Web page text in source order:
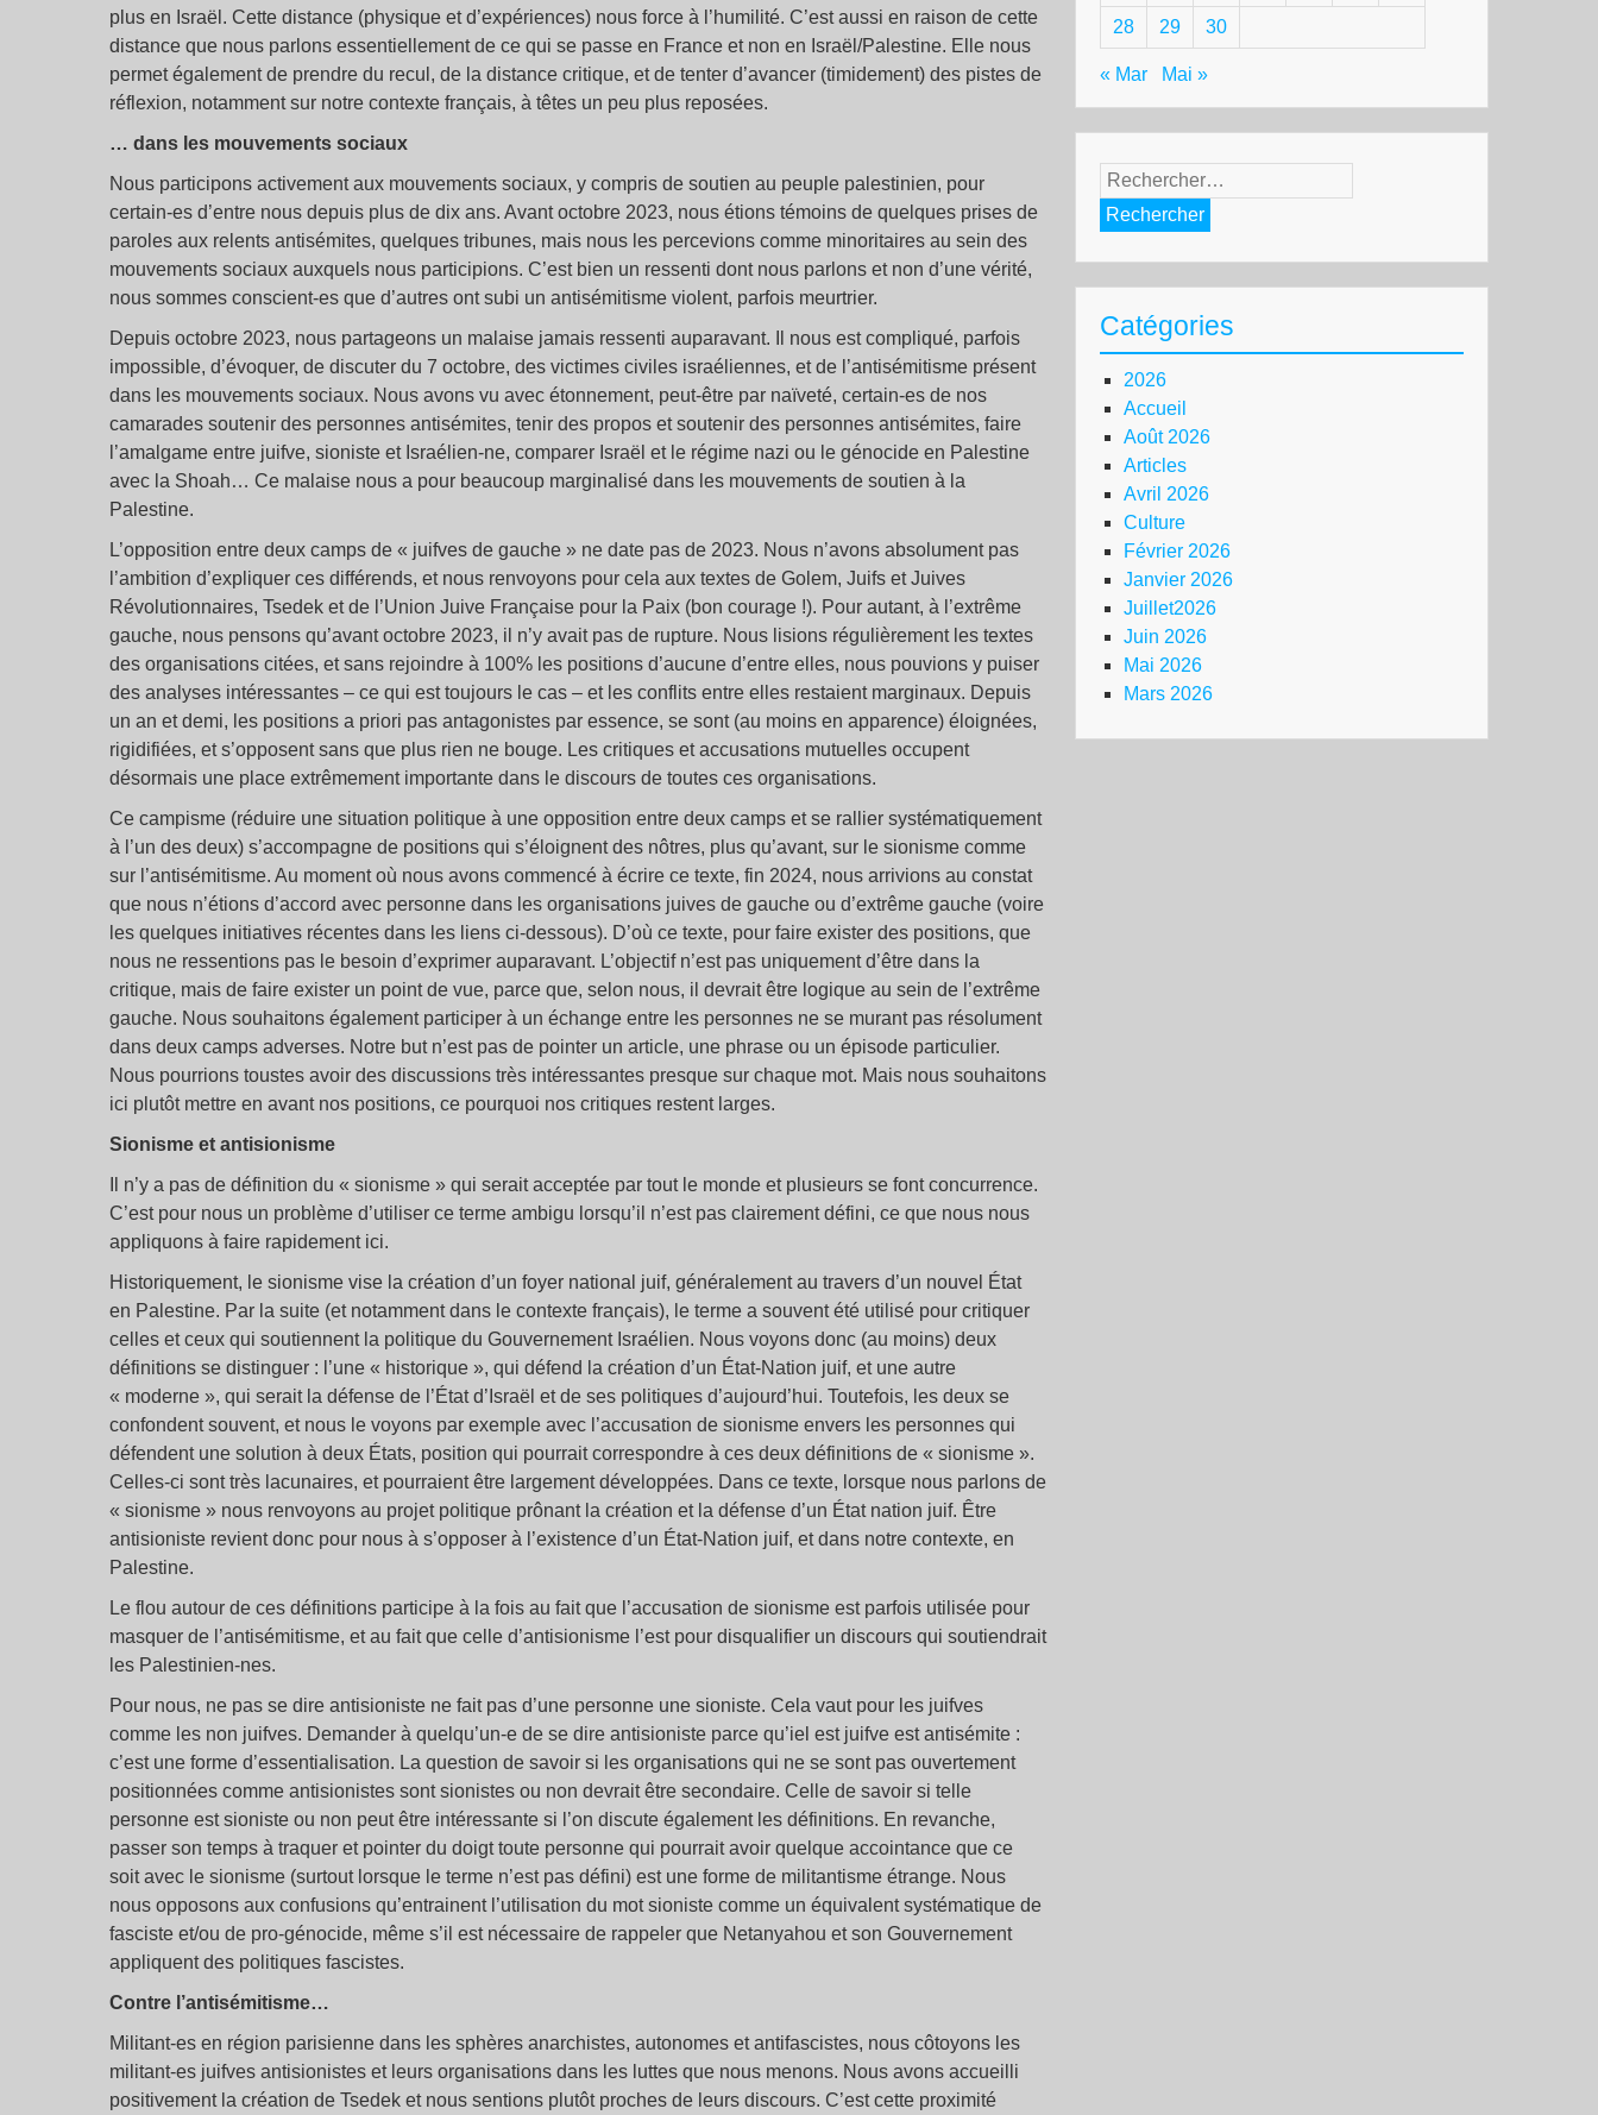
plus en Israël. Cette distance (physique et d’expériences) nous force à l’humilité. C’est aussi en raison de cette
distance que nous parlons essentiellement de ce qui se passe en France et non en Israël/Palestine. Elle nous
permet également de prendre du recul, de la distance critique, et de tenter d’avancer (timidement) des pistes de
réflexion, notamment sur notre contexte français, à têtes un peu plus reposées.
… dans les mouvements sociaux
Nous participons activement aux mouvements sociaux, y compris de soutien au peuple palestinien, pour
certain-es d’entre nous depuis plus de dix ans. Avant octobre 2023, nous étions témoins de quelques prises de
paroles aux relents antisémites, quelques tribunes, mais nous les percevions comme minoritaires au sein des
mouvements sociaux auxquels nous participions. C’est bien un ressenti dont nous parlons et non d’une vérité,
nous sommes conscient-es que d’autres ont subi un antisémitisme violent, parfois meurtrier.
Depuis octobre 2023, nous partageons un malaise jamais ressenti auparavant. Il nous est compliqué, parfois
impossible, d’évoquer, de discuter du 7 octobre, des victimes civiles israéliennes, et de l’antisémitisme présent
dans les mouvements sociaux. Nous avons vu avec étonnement, peut-être par naïveté, certain-es de nos
camarades soutenir des personnes antisémites, tenir des propos et soutenir des personnes antisémites, faire
l’amalgame entre juifve, sioniste et Israélien-ne, comparer Israël et le régime nazi ou le génocide en Palestine
avec la Shoah… Ce malaise nous a pour beaucoup marginalisé dans les mouvements de soutien à la
Palestine.
L’opposition entre deux camps de « juifves de gauche » ne date pas de 2023. Nous n’avons absolument pas
l’ambition d’expliquer ces différends, et nous renvoyons pour cela aux textes de Golem, Juifs et Juives
Révolutionnaires, Tsedek et de l’Union Juive Française pour la Paix (bon courage !). Pour autant, à l’extrême
gauche, nous pensons qu’avant octobre 2023, il n’y avait pas de rupture. Nous lisions régulièrement les textes
des organisations citées, et sans rejoindre à 100% les positions d’aucune d’entre elles, nous pouvions y puiser
des analyses intéressantes – ce qui est toujours le cas – et les conflits entre elles restaient marginaux. Depuis
un an et demi, les positions a priori pas antagonistes par essence, se sont (au moins en apparence) éloignées,
rigidifiées, et s’opposent sans que plus rien ne bouge. Les critiques et accusations mutuelles occupent
désormais une place extrêmement importante dans le discours de toutes ces organisations.
Ce campisme (réduire une situation politique à une opposition entre deux camps et se rallier systématiquement
à l’un des deux) s’accompagne de positions qui s’éloignent des nôtres, plus qu’avant, sur le sionisme comme
sur l’antisémitisme. Au moment où nous avons commencé à écrire ce texte, fin 2024, nous arrivions au constat
que nous n’étions d’accord avec personne dans les organisations juives de gauche ou d’extrême gauche (voire
les quelques initiatives récentes dans les liens ci-dessous). D’où ce texte, pour faire exister des positions, que
nous ne ressentions pas le besoin d’exprimer auparavant. L’objectif n’est pas uniquement d’être dans la
critique, mais de faire exister un point de vue, parce que, selon nous, il devrait être logique au sein de l’extrême
gauche. Nous souhaitons également participer à un échange entre les personnes ne se murant pas résolument
dans deux camps adverses. Notre but n’est pas de pointer un article, une phrase ou un épisode particulier.
Nous pourrions toustes avoir des discussions très intéressantes presque sur chaque mot. Mais nous souhaitons
ici plutôt mettre en avant nos positions, ce pourquoi nos critiques restent larges.
Sionisme et antisionisme
Il n’y a pas de définition du « sionisme » qui serait acceptée par tout le monde et plusieurs se font concurrence.
C’est pour nous un problème d’utiliser ce terme ambigu lorsqu’il n’est pas clairement défini, ce que nous nous
appliquons à faire rapidement ici.
Historiquement, le sionisme vise la création d’un foyer national juif, généralement au travers d’un nouvel État
en Palestine. Par la suite (et notamment dans le contexte français), le terme a souvent été utilisé pour critiquer
celles et ceux qui soutiennent la politique du Gouvernement Israélien. Nous voyons donc (au moins) deux
définitions se distinguer : l’une « historique », qui défend la création d’un État-Nation juif, et une autre
« moderne », qui serait la défense de l’État d’Israël et de ses politiques d’aujourd’hui. Toutefois, les deux se
confondent souvent, et nous le voyons par exemple avec l’accusation de sionisme envers les personnes qui
défendent une solution à deux États, position qui pourrait correspondre à ces deux définitions de « sionisme ».
Celles-ci sont très lacunaires, et pourraient être largement développées. Dans ce texte, lorsque nous parlons de
« sionisme » nous renvoyons au projet politique prônant la création et la défense d’un État nation juif. Être
antisioniste revient donc pour nous à s’opposer à l’existence d’un État-Nation juif, et dans notre contexte, en
Palestine.
Le flou autour de ces définitions participe à la fois au fait que l’accusation de sionisme est parfois utilisée pour
masquer de l’antisémitisme, et au fait que celle d’antisionisme l’est pour disqualifier un discours qui soutiendrait
les Palestinien-nes.
Pour nous, ne pas se dire antisioniste ne fait pas d’une personne une sioniste. Cela vaut pour les juifves
comme les non juifves. Demander à quelqu’un-e de se dire antisioniste parce qu’iel est juifve est antisémite :
c’est une forme d’essentialisation. La question de savoir si les organisations qui ne se sont pas ouvertement
positionnées comme antisionistes sont sionistes ou non devrait être secondaire. Celle de savoir si telle
personne est sioniste ou non peut être intéressante si l’on discute également les définitions. En revanche,
passer son temps à traquer et pointer du doigt toute personne qui pourrait avoir quelque accointance que ce
soit avec le sionisme (surtout lorsque le terme n’est pas défini) est une forme de militantisme étrange. Nous
nous opposons aux confusions qu’entrainent l’utilisation du mot sioniste comme un équivalent systématique de
fasciste et/ou de pro-génocide, même s’il est nécessaire de rappeler que Netanyahou et son Gouvernement
appliquent des politiques fascistes.
Contre l’antisémitisme…
Militant-es en région parisienne dans les sphères anarchistes, autonomes et antifascistes, nous côtoyons les
militant-es juifves antisionistes et leurs organisations dans les luttes que nous menons. Nous avons accueilli
positivement la création de Tsedek et nous sentions plutôt proches de leurs discours. C’est cette proximité
28 29 30
« Mar Mai »
Rechercher :
Catégories
2026
Accueil
Août 2026
Articles
Avril 2026
Culture
Février 2026
Janvier 2026
Juillet2026
Juin 2026
Mai 2026
Mars 2026